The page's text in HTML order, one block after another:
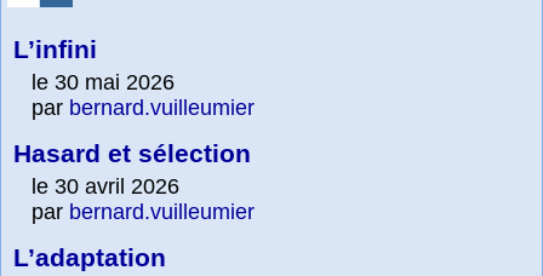
L’infini
le 30 mai 2026
par bernard.vuilleumier
Hasard et sélection
le 30 avril 2026
par bernard.vuilleumier
L’adaptation